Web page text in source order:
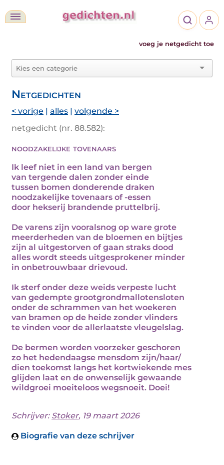
voeg je netgedicht toe
Netgedichten
< vorige | alles | volgende >
netgedicht (nr. 88.582):
noodzakelijke tovenaars
Ik leef niet in een land van bergen
van tergende dalen zonder einde
tussen bomen donderende draken
noodzakelijke tovenaars of -essen
door hekserij brandende pruttelbrij.
De varens zijn vooralsnog op ware grote
meerderheden van de bloemen en bijtjes
zijn al uitgestorven of gaan straks dood
alles wordt steeds uitgesprokener minder
in onbetrouwbaar drievoud.
Ik sterf onder deze weids verpeste lucht
van gedempte grootgrondmallotensloten
onder de schrammen van het woekeren
van bramen op de heide zonder vlinders
te vinden voor de allerlaatste vleugelslag.
De bermen worden voorzeker geschoren
zo het hedendaagse mensdom zijn/haar/
dien toekomst langs het kortwiekende mes
glijden laat en de onwenselijk gewaande
wildgroei moeiteloos wegsnoeit. Doei!
Schrijver: Stoker, 19 maart 2026
Biografie van deze schrijver